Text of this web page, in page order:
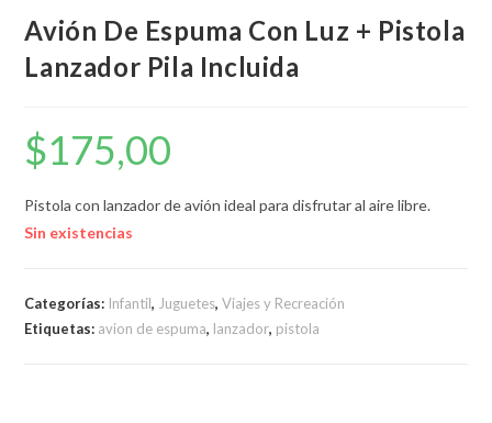
Avión De Espuma Con Luz + Pistola
Lanzador Pila Incluida
$175,00
Pistola con lanzador de avión ideal para disfrutar al aire libre.
Sin existencias
Categorías: Infantil, Juguetes,Viajes y Recreación
Etiquetas: avion de espuma, lanzador, pistola